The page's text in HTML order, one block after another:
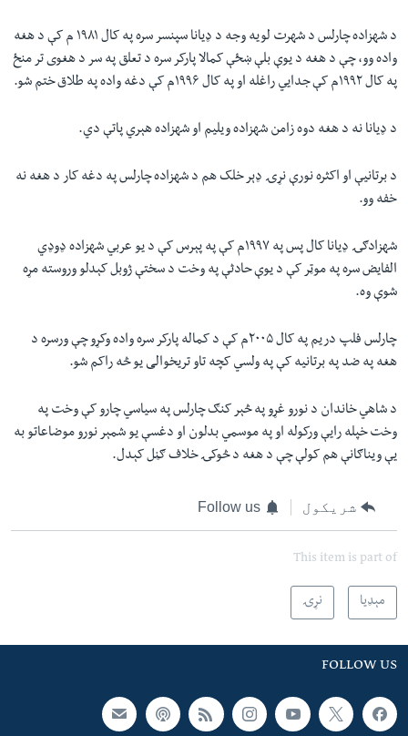
د شهزاده چارلس د شهرت لويه وجه د ډيانا سپنسر سره په کال ۱۹۸۱ م کې د هغه
واده وو، چې د هغه د يوې بلې ښځې کمالا پارکر سره د تعلق په سر د هغوی تر منځ
په کال ۱۹۹۲م کې جدایي راغله او په کال ۱۹۹۶م کې دغه واده په طلاق ختم شو.
د ډيانا نه د هغه دوه زامن شهزاده ويليم او شهزاده هېري پاتې دي.
د برتانيې او اکثره نورې نړۍ ډېر خلک هم د شهزاده چارلس په دغه کار د هغه نه
خفه وو.
شهزادګۍ ډيانا کال پس په ۱۹۹۷م کې په پېرس کې د يو عربي شهزاده ډوډي
الفایض سره په موټر کې د يوې حادثې په وخت د سختې ژوبل کېدلو وروسته مړه
شوې وه.
چارلس فلپ دريم په کال ۲۰۰۵م کې د کماله پارکر سره واده وکړو چې ورسره د
هغه په ضد په برتانيه کې په ولسي کچه تاو تريخوالی يو څه راکم شو.
د شاهي خاندان د نورو غړو په څېر کنګ چارلس په سياسي چارو کې وخت په
وخت خپله رایې ورکوله او په موسمي بدلون او دغسې يو شمېر نورو موضاعاتو به
يې ویناګانې هم کولې چې د هغه د څوکۍ خلاف ګڼل کېدل.
شریکول Follow us
This item is part of
مېډیا نړۍ
FOLLOW US